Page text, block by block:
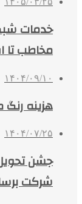
مخاطب تا
۱۴۰۴/۰۹/۱۰
هزینه
۱۴۰۴/۰۷/۲۵
جشن
شرکت